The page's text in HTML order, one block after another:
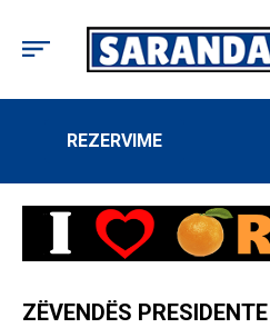
REZERVIME
ZËVENDËS